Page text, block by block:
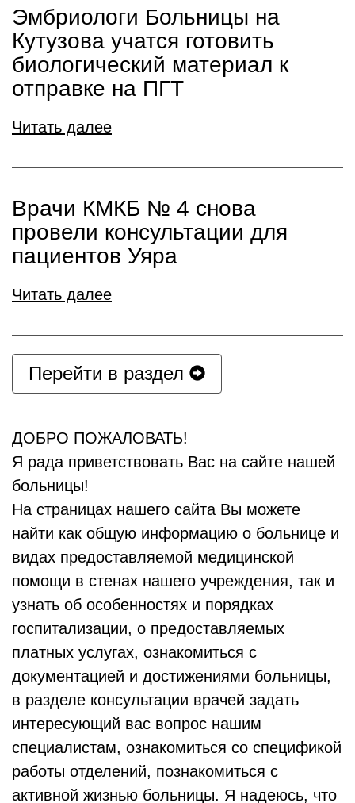
Эмбриологи Больницы на
Кутузова учатся готовить
биологический материал к
отправке на ПГТ
Читать далее
Врачи КМКБ № 4 снова
провели консультации для
пациентов Уяра
Читать далее
Перейти в раздел
ДОБРО ПОЖАЛОВАТЬ!
Я рада приветствовать Вас на сайте нашей
больницы!
На страницах нашего сайта Вы можете
найти как общую информацию о больнице и
видах предоставляемой медицинской
помощи в стенах нашего учреждения, так и
узнать об особенностях и порядках
госпитализации, о предоставляемых
платных услугах, ознакомиться с
документацией и достижениями больницы,
в разделе консультации врачей задать
интересующий вас вопрос нашим
специалистам, ознакомиться со спецификой
работы отделений, познакомиться с
активной жизнью больницы. Я надеюсь, что